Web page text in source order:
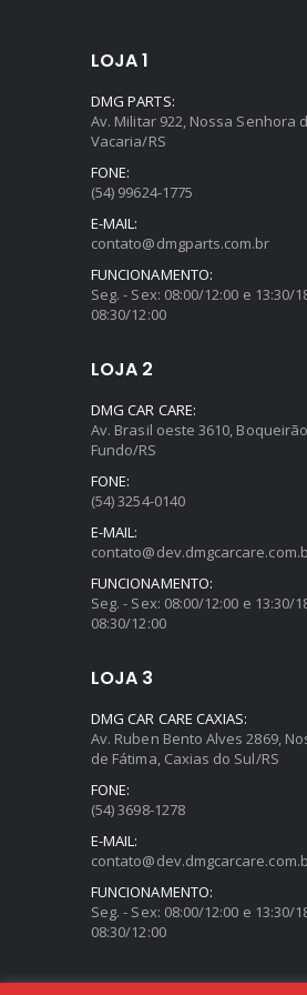
LOJA 1
DMG PARTS:
Av. Militar 922, Nossa Senhora
Vacaria/RS
FONE:
(54) 99624-1775
E-MAIL:
contato@dmgparts.com.br
FUNCIONAMENTO:
Seg. - Sex: 08:00/12:00 e 13:30/
08:30/12:00
LOJA 2
DMG CAR CARE:
Av. Brasil oeste 3610,
Fundo/RS
FONE:
(54) 3254-0140
E-MAIL:
FUNCIONAMENTO:
Seg. - Sex: 08:00/12:00 e 13:30/
08:30/12:00
LOJA 3
DMG CAR CARE CAXIAS:
Av. Ruben Bento Alves 2869,
de Fátima, Caxias do Sul/RS
FONE:
(54) 3698-1278
E-MAIL:
FUNCIONAMENTO:
Seg. - Sex: 08:00/12:00 e 13:30/
08:30/12:00